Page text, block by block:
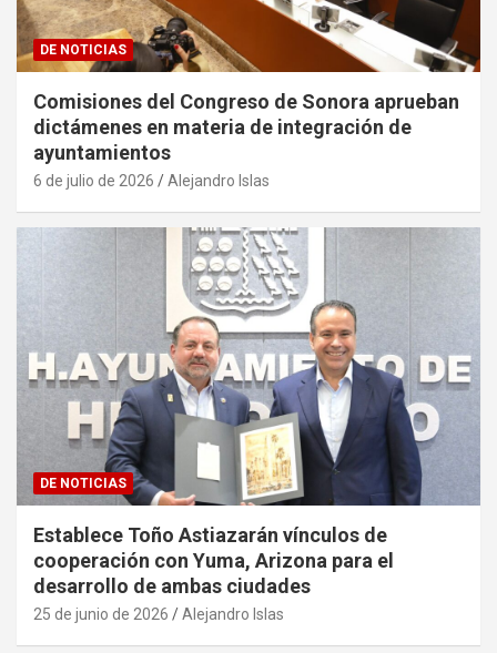
DE NOTICIAS
Comisiones del Congreso de Sonora aprueban
dictámenes en materia de integración de
ayuntamientos
6 de julio de 2026 Alejandro Islas
DE NOTICIAS
Establece Toño Astiazarán vínculos de
cooperación con Yuma, Arizona para el
desarrollo de ambas ciudades
25 de junio de 2026 Alejandro Islas